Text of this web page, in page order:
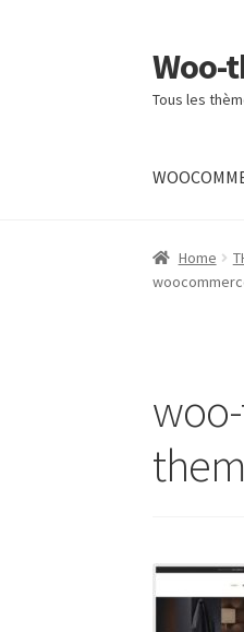
Skip
to
navigation
Skip
to
content
Woo-
Tous les
HomeHome